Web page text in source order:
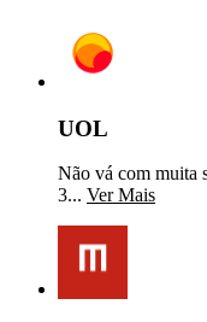
UOL
Não vá com muita
3... Ver Mais